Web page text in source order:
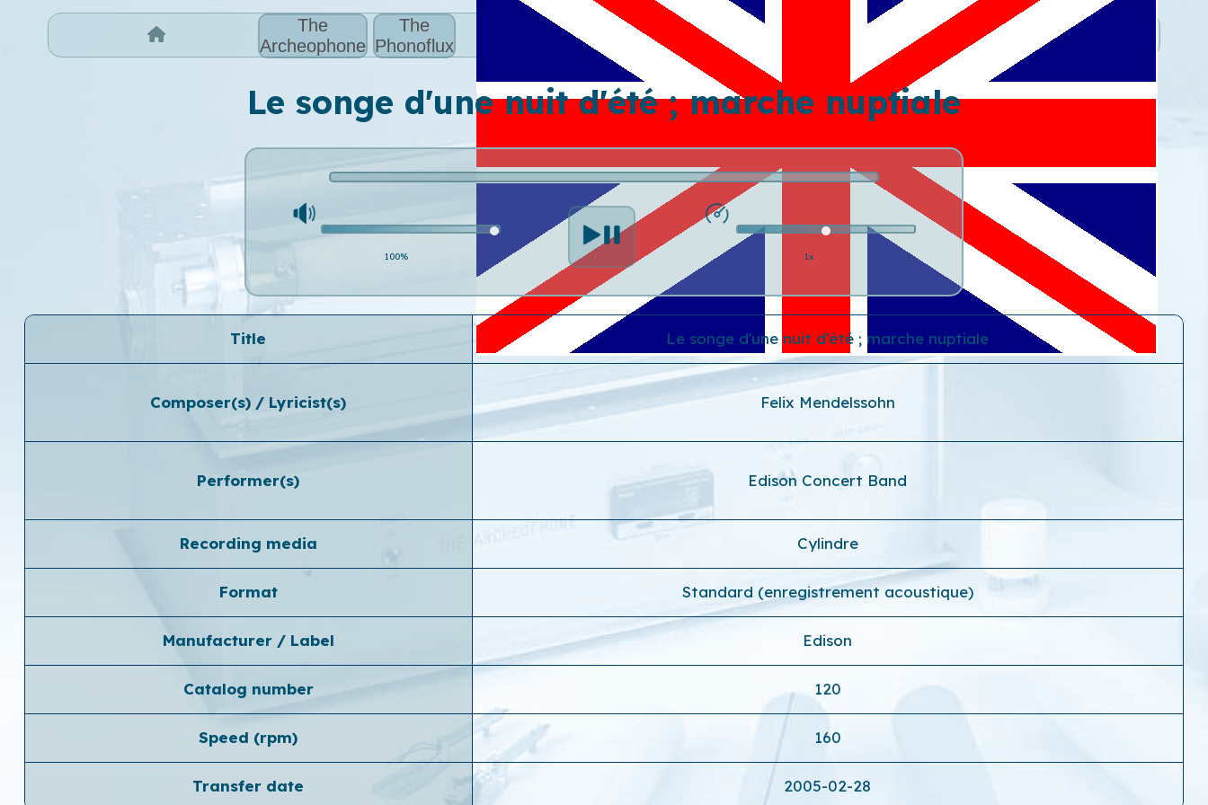
The
Archeophone
The
Phonoflux
Le songe d'une nuit d'été ; marche nuptiale
100% 1x
Title Le songe d'une nuit d'été ; marche nuptiale
Composer(s) / Lyricist(s) Felix Mendelssohn
Performer(s) Edison Concert Band
Recording media Cylindre
Format Standard (enregistrement acoustique)
Manufacturer / Label Edison
Catalog number 120
Speed ​​(rpm) 160
Transfer date 2005-02-28